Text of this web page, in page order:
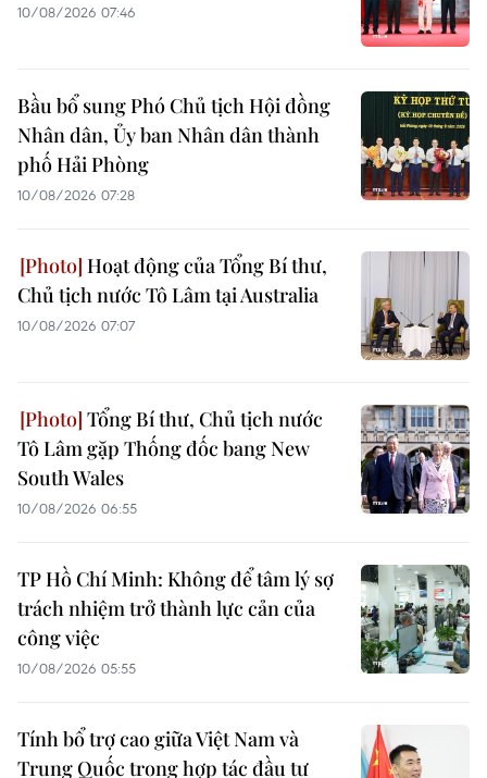
10/08/2026 07:46
Bầu bổ sung Phó Chủ tịch Hội đồng
Nhân dân, Ủy ban Nhân dân thành
phố Hải Phòng
10/08/2026 07:28
Hoạt động của Tổng Bí thư,
Chủ tịch nước Tô Lâm tại Australia
10/08/2026 07:07
Tổng Bí thư, Chủ tịch nước
Tô Lâm gặp Thống đốc bang New
South Wales
10/08/2026 06:55
TP Hồ Chí Minh: Không để tâm lý sợ
trách nhiệm trở thành lực cản của
công việc
10/08/2026 05:55
Tính bổ trợ cao giữa Việt Nam và
Trung Quốc trong hợp tác đầu tư